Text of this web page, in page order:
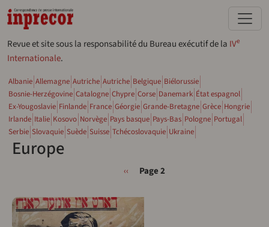
Aller au contenu principal
Revue et site sous la responsabilité du Bureau exécutif de la IVe
Internationale.
Albanie Allemagne Autriche Autriche Belgique Biélorussie
Bosnie-Herzégovine Catalogne Chypre Corse Danemark État espagnol
Ex-Yougoslavie Finlande France Géorgie Grande-Bretagne Grèce Hongrie
Irlande Italie Kosovo Norvège Pays basque Pays-Bas Pologne Portugal
Serbie Slovaquie Suède Suisse Tchécoslovaquie Ukraine
Europe
Page précédente
‹‹ Page 2